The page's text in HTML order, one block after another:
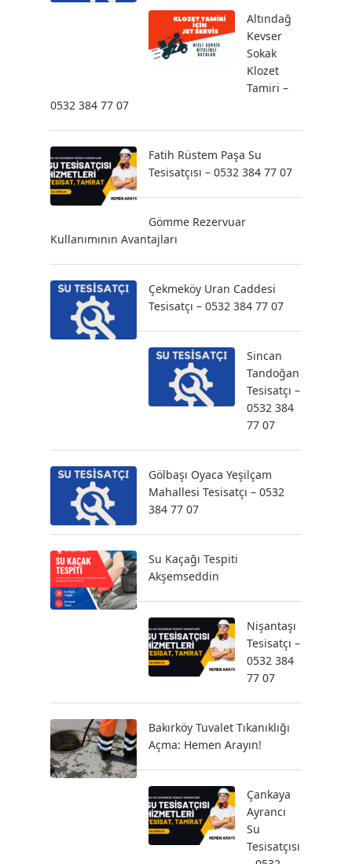
Altındağ
Kevser
Sokak
Klozet
Tamiri –
0532 384 77 07
Fatih Rüstem Paşa Su
Tesisatçısı – 0532 384 77 07
Gömme Rezervuar
Kullanımının Avantajları
Çekmeköy Uran Caddesi
Tesisatçı – 0532 384 77 07
Sincan
Tandoğan
Tesisatçı –
0532 384
77 07
Gölbaşı Oyaca Yeşilçam
Mahallesi Tesisatçı – 0532
384 77 07
Su Kaçağı Tespiti
Akşemseddin
Nişantaşı
Tesisatçı –
0532 384
77 07
Bakırköy Tuvalet Tıkanıklığı
Açma: Hemen Arayın!
Çankaya
Ayrancı
Su
Tesisatçısı